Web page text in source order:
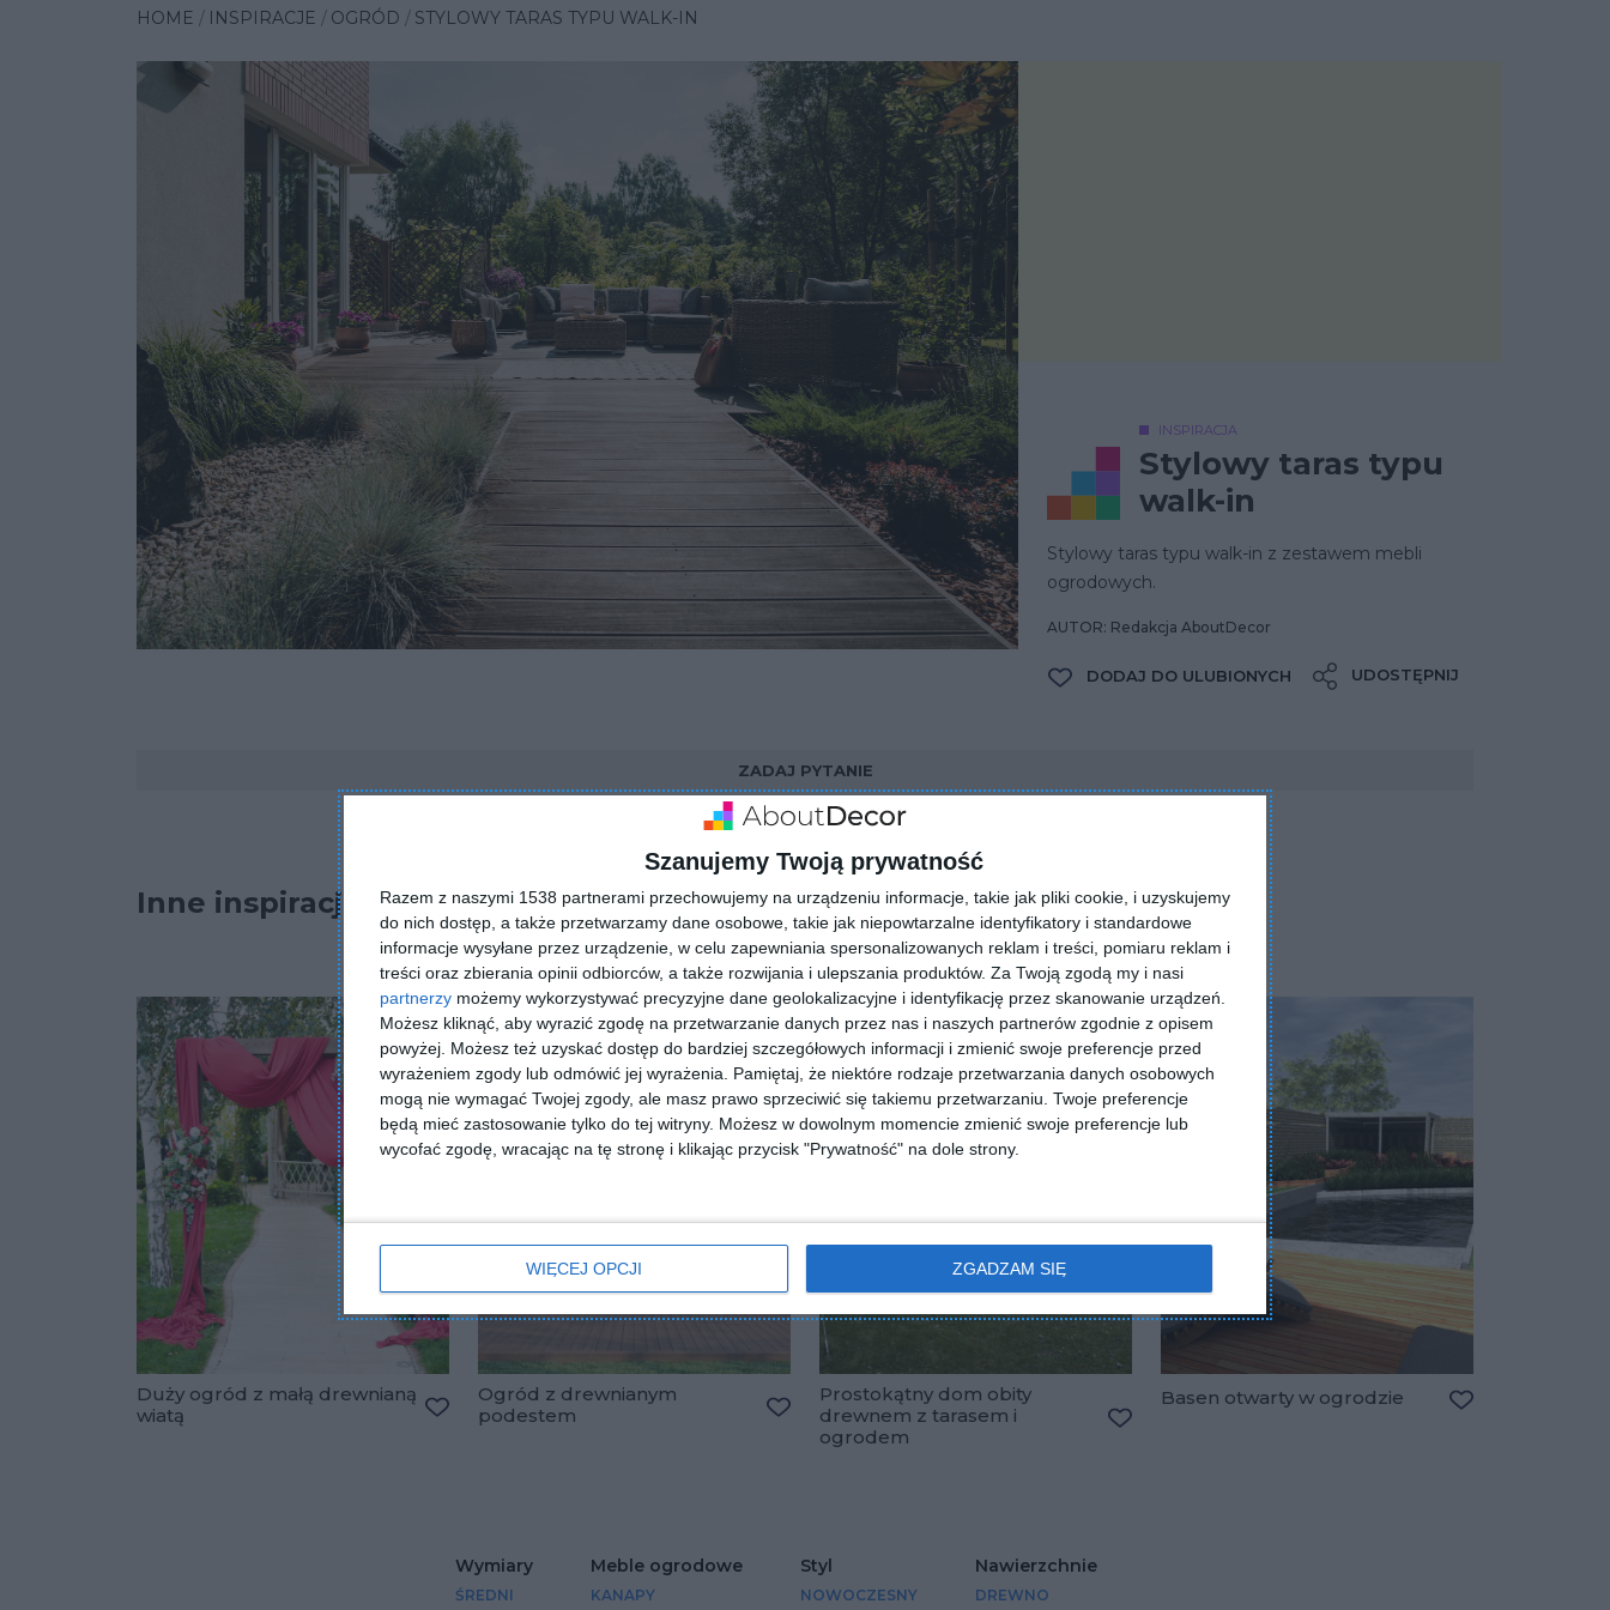
Szanujemy Twoją prywatność
Razem z naszymi 1538 partnerami przechowujemy na urządzeniu informacje, takie jak pliki cookie, i uzyskujemy
do nich dostęp, a także przetwarzamy dane osobowe, takie jak niepowtarzalne identyfikatory i standardowe
informacje wysyłane przez urządzenie, w celu zapewniania spersonalizowanych reklam i treści, pomiaru reklam i
treści oraz zbierania opinii odbiorców, a także rozwijania i ulepszania produktów. Za Twoją zgodą my i nasi
partnerzy możemy wykorzystywać precyzyjne dane geolokalizacyjne i identyfikację przez skanowanie urządzeń.
Możesz kliknąć, aby wyrazić zgodę na przetwarzanie danych przez nas i naszych partnerów zgodnie z opisem
powyżej. Możesz też uzyskać dostęp do bardziej szczegółowych informacji i zmienić swoje preferencje przed
wyrażeniem zgody lub odmówić jej wyrażenia.
Pamiętaj, że niektóre rodzaje przetwarzania danych osobowych
mogą nie wymagać Twojej zgody, ale masz prawo sprzeciwić się takiemu przetwarzaniu. Twoje preferencje
będą mieć zastosowanie tylko do tej witryny. Możesz w dowolnym momencie zmienić swoje preferencje lub
wycofać zgodę, wracając na tę stronę i klikając przycisk "Prywatność" na dole strony.
WIĘCEJ OPCJI ZGADZAM SIĘ
HOME INSPIRACJE OGRÓD STYLOWY TARAS TYPU WALK-IN
INSPIRACJA
Stylowy taras typu
walk-in
Stylowy taras typu walk-in z zestawem mebli
ogrodowych.
AUTOR: Redakcja AboutDecor
DODAJ DO ULUBIONYCH UDOSTĘPNIJ
ZADAJ PYTANIE
Inne inspiracje
Duży ogród z małą drewnianą
wiatą
Ogród z drewnianym
podestem
Dodaj do ulubionych
Prostokątny dom obity
drewnem z tarasem i
ogrodem
Basen otwarty w ogrodzie
Wymiary
ŚREDNI
Meble ogrodowe
KANAPY
Styl
NOWOCZESNY
Nawierzchnie
DREWNO